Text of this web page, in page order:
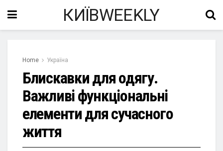
КИЇВWEEKLY
Home Україна
Блискавки для одягу.
Важливі функціональні
елементи для сучасного
життя